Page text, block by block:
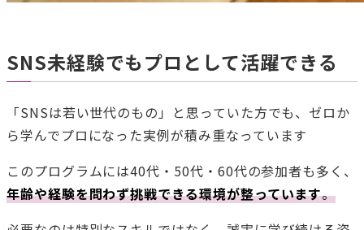
SNS未経験でもプロとして活躍できる
「SNSは若い世代のもの」と思っていた方でも、ゼロか
ら学んでプロになった実例が積み重なっています
このプログラムには40代・50代・60代の参加者も多く、
年齢や経験を問わず挑戦できる環境が整っています。